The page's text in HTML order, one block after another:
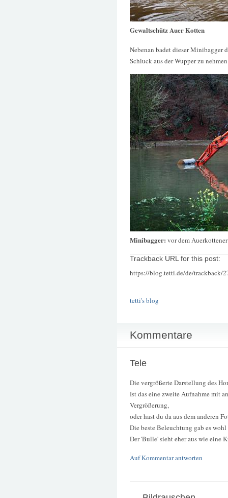
Gewaltschütz Auer Kotten
Nebenan badet dieser Minibagger
Schluck aus der Wupper zu
Minibagger: vor dem
Trackback URL for this post:
https://blog.tetti.de/de/trackback/
tetti's blog
Kommentare
Tele
Die vergrößerte Darstellung des
Ist das eine zweite Aufnahme mit
Vergrößerung,
oder hast du da aus dem anderen
Die beste Beleuchtung gab es
Der 'Bulle' sieht eher aus wie eine
Auf Kommentar antworten